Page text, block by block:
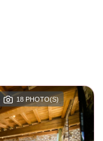
18 PHOTO(S)